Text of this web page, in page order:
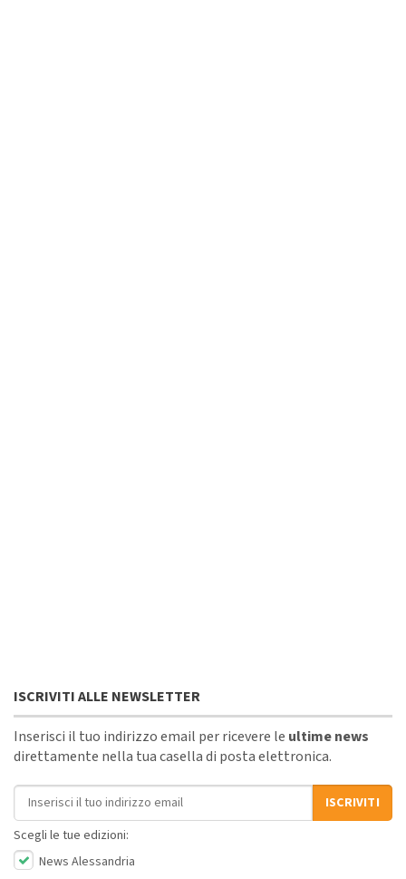
ISCRIVITI ALLE NEWSLETTER
Inserisci il tuo indirizzo email per ricevere le ultime news
direttamente nella tua casella di posta elettronica.
Indirizzo email
ISCRIVITI
Scegli le tue edizioni:
News Alessandria